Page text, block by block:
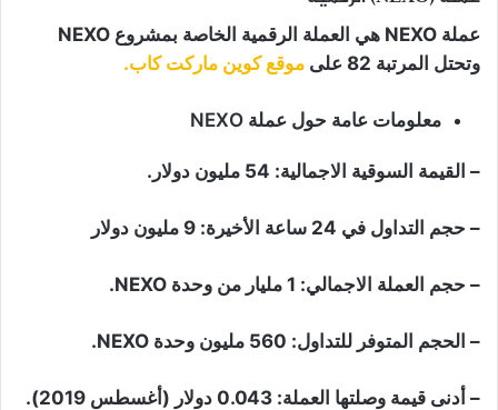
عملة NEXO هي العملة الرقمية الخاصة بمشروع NEXO
وتحتل المرتبة 82 على
موقع كوين ماركت كاب.
معلومات عامة حول عملة NEXO
– القيمة السوقية الاجمالية: 54 مليون دولار.
– حجم التداول في 24 ساعة الأخيرة: 9 مليون دولار
– حجم العملة الاجمالي: 1 مليار من وحدة NEXO.
– الحجم المتوفر للتداول: 560 مليون وحدة NEXO.
– أدنى قيمة وصلتها العملة: 0.043 دولار (أغسطس 2019).